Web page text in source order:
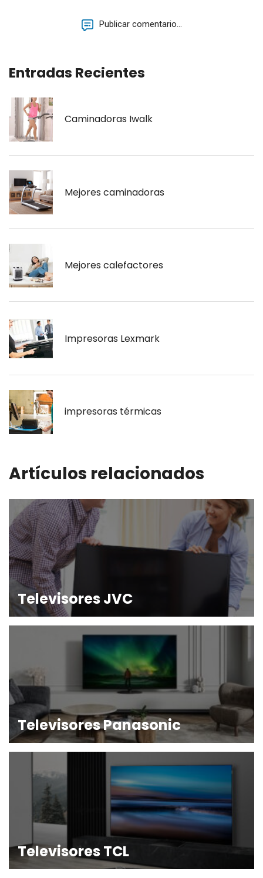
Publicar comentario...
Entradas Recientes
Caminadoras Iwalk
Mejores caminadoras
Mejores calefactores
Impresoras Lexmark
impresoras térmicas
Artículos relacionados
Televisores JVC
Televisores Panasonic
Televisores TCL